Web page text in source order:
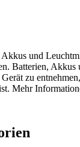
und
Batterien,
zu
Mehr